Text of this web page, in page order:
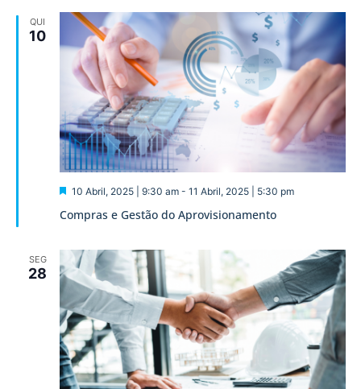
QUI
10
Compras e Gestão do Aprovisionamento
Destaque
10 Abril, 2025 | 9:30 am- 11 Abril, 2025 | 5:30 pm
SEG
28